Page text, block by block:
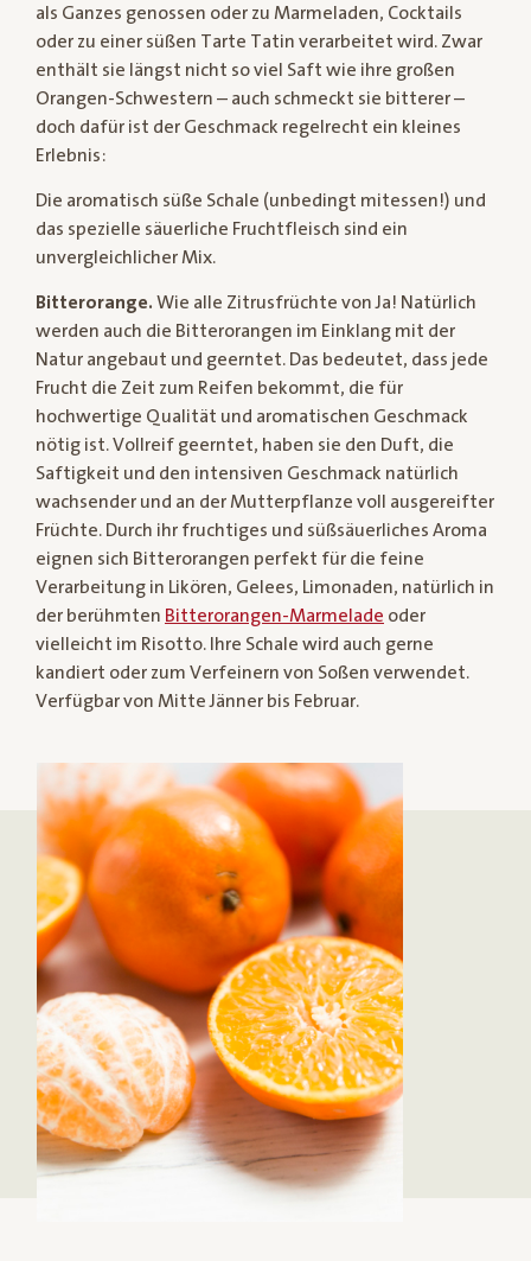
als Ganzes genossen oder zu Marmeladen, Cocktails
oder zu einer süßen Tarte Tatin verarbeitet wird. Zwar
enthält sie längst nicht so viel Saft wie ihre großen
Orangen-Schwestern – auch schmeckt sie bitterer –
doch dafür ist der Geschmack regelrecht ein kleines
Erlebnis:
Die aromatisch süße Schale (unbedingt mitessen!) und
das spezielle säuerliche Fruchtfleisch sind ein
unvergleichlicher Mix.
Bitterorange. Wie alle Zitrusfrüchte von Ja! Natürlich
werden auch die Bitterorangen im Einklang mit der
Natur angebaut und geerntet. Das bedeutet, dass jede
Frucht die Zeit zum Reifen bekommt, die für
hochwertige Qualität und aromatischen Geschmack
nötig ist. Vollreif geerntet, haben sie den Duft, die
Saftigkeit und den intensiven Geschmack natürlich
wachsender und an der Mutterpflanze voll ausgereifter
Früchte. Durch ihr fruchtiges und süßsäuerliches Aroma
eignen sich Bitterorangen perfekt für die feine
Verarbeitung in Likören, Gelees, Limonaden, natürlich in
der berühmten Bitterorangen-Marmelade oder
vielleicht im Risotto. Ihre Schale wird auch gerne
kandiert oder zum Verfeinern von Soßen verwendet.
Verfügbar von Mitte Jänner bis Februar.